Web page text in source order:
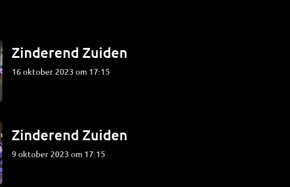
Zinderend Zuiden
16 oktober 2023 om 17:15
Zinderend Zuiden
9 oktober 2023 om 17:15